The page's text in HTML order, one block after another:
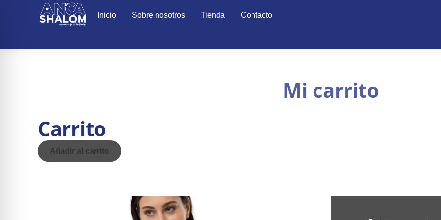
Inicio Sobre nosotros Tienda Contacto
Mi carrito
Carrito
Añadir al carrito